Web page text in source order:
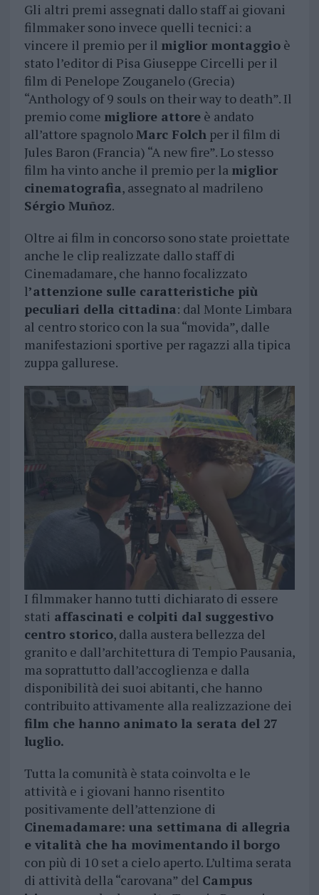
Gli altri premi assegnati dallo staff ai giovani
filmmaker sono invece quelli tecnici: a
vincere il premio per il miglior montaggioè
stato l’editor di Pisa Giuseppe Circelli per il
film di Penelope Zouganelo (Grecia)
“Anthology of 9 souls on their way to death”. Il
premio come migliore attoreè andato
all’attore spagnoloMarc Folchper il film di
Jules Baron (Francia) “A new fire”. Lo stesso
film ha vinto anche il premio per la miglior
cinematografia, assegnato al madrileno
Sérgio Muñoz.
Oltre ai film in concorso sono state proiettate
anche le clip realizzate dallo staff di
Cinemadamare, che hanno focalizzato
l’attenzione sulle caratteristiche più
peculiari della cittadina: dal Monte Limbara
al centro storico con la sua “movida”, dalle
manifestazioni sportive per ragazzi alla tipica
zuppa gallurese.
I filmmaker hanno tutti dichiarato di essere
stati affascinati e colpiti dal suggestivo
centro storico, dalla austera bellezza del
granito e dall’architettura di Tempio Pausania,
ma soprattutto dall’accoglienza e dalla
disponibilità dei suoi abitanti, che hanno
contribuito attivamente alla realizzazione dei
film che hanno animato la serata del 27
luglio.
Tutta la comunità è stata coinvolta e le
attività e i giovani hanno risentito
positivamente dell’attenzione di
Cinemadamare: una settimana di allegria
e vitalità che ha movimentando il borgo
con più di 10 set a cielo aperto. L’ultima serata
di attività della “carovana” del Campus